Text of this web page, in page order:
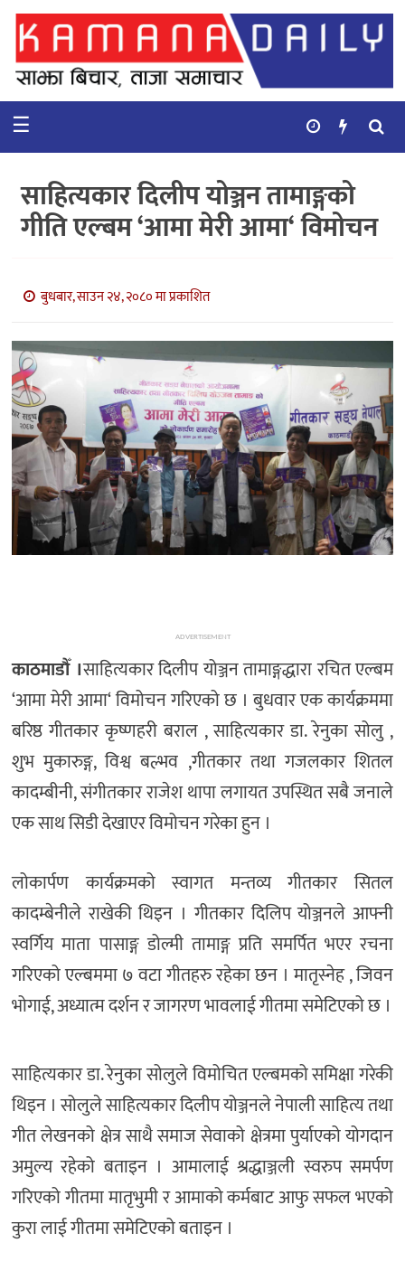
गृहपृष्ठ
समाचार
कुटनिती
कुराकानी
बाणिज्य
भिडियो
सिफारिस
☰
साहित्यकार दिलीप योञ्जन तामाङ्गको
गीति एल्बम ‘आमा मेरी आमा‘ विमोचन
बुधबार, साउन २४, २०८० मा प्रकाशित
ADVERTISEMENT
काठमाडौँ ।साहित्यकार दिलीप योञ्जन तामाङ्गद्धारा रचित एल्बम
‘आमा मेरी आमा‘ विमोचन गरिएको छ । बुधवार एक कार्यक्रममा
बरिष्ठ गीतकार कृष्णहरी बराल , साहित्यकार डा. रेनुका सोलु ,
शुभ मुकारुङ्ग, विश्व बल्भव ,गीतकार तथा गजलकार शितल
कादम्बीनी, संगीतकार राजेश थापा लगायत उपस्थित सबै जनाले
एक साथ सिडी देखाएर विमोचन गरेका हुन ।
लोकार्पण कार्यक्रमको स्वागत मन्तव्य गीतकार सितल
कादम्बेनीले राखेकी थिइन । गीतकार दिलिप योञ्जनले आफ्नी
स्वर्गिय माता पासाङ्ग डोल्मी तामाङ्ग प्रति समर्पित भएर रचना
गरिएको एल्बममा ७ वटा गीतहरु रहेका छन । मातृस्नेह , जिवन
भोगाई, अध्यात्म दर्शन र जागरण भावलाई गीतमा समेटिएको छ ।
साहित्यकार डा. रेनुका सोलुले विमोचित एल्बमको समिक्षा गरेकी
थिइन । सोलुले साहित्यकार दिलीप योञ्जनले नेपाली साहित्य तथा
गीत लेखनको क्षेत्र साथै समाज सेवाको क्षेत्रमा पुर्याएको योगदान
अमुल्य रहेको बताइन । आमालाई श्रद्धाञ्जली स्वरुप समर्पण
गरिएको गीतमा मातृभुमी र आमाको कर्मबाट आफु सफल भएको
कुरा लाई गीतमा समेटिएको बताइन ।